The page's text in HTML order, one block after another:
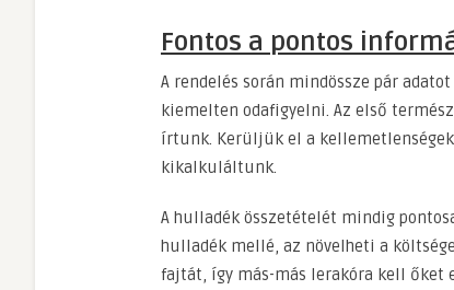
Fontos a pontos
A rendelés során mindössze pár
kiemelten odafigyelni. Az első
írtunk. Kerüljük el a
kikalkuláltunk.
A hulladék összetételét mindig
hulladék mellé, az növelheti a
fajtát, így más-más lerakóra kell őket